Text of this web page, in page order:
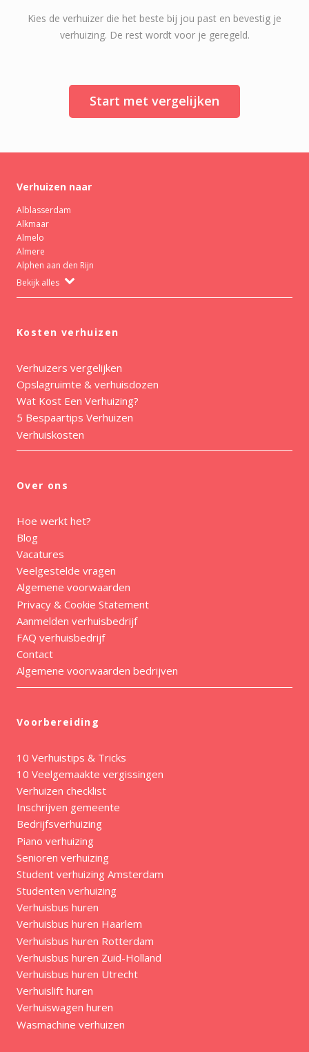
Kies de verhuizer die het beste bij jou past en bevestig je
verhuizing. De rest wordt voor je geregeld.
Start met vergelijken
Verhuizen naar
Alblasserdam
Alkmaar
Almelo
Almere
Alphen aan den Rijn
Bekijk alles
Kosten verhuizen
Verhuizers vergelijken
Opslagruimte & verhuisdozen
Wat Kost Een Verhuizing?
5 Bespaartips Verhuizen
Verhuiskosten
Over ons
Hoe werkt het?
Blog
Vacatures
Veelgestelde vragen
Algemene voorwaarden
Privacy & Cookie Statement
Aanmelden verhuisbedrijf
FAQ verhuisbedrijf
Contact
Algemene voorwaarden bedrijven
Voorbereiding
10 Verhuistips & Tricks
10 Veelgemaakte vergissingen
Verhuizen checklist
Inschrijven gemeente
Bedrijfsverhuizing
Piano verhuizing
Senioren verhuizing
Student verhuizing Amsterdam
Studenten verhuizing
Verhuisbus huren
Verhuisbus huren Haarlem
Verhuisbus huren Rotterdam
Verhuisbus huren Zuid-Holland
Verhuisbus huren Utrecht
Verhuislift huren
Verhuiswagen huren
Wasmachine verhuizen